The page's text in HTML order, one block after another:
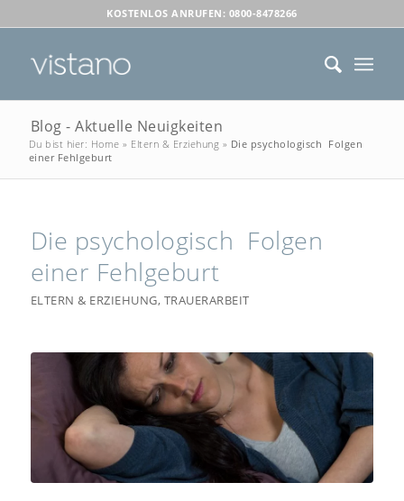
KOSTENLOS ANRUFEN: 0800-8478266
Blog - Aktuelle Neuigkeiten
Du bist hier: Home » Eltern & Erziehung » Die psychologisch Folgen
einer Fehlgeburt
Die psychologisch Folgen
einer Fehlgeburt
ELTERN & ERZIEHUNG, TRAUERARBEIT